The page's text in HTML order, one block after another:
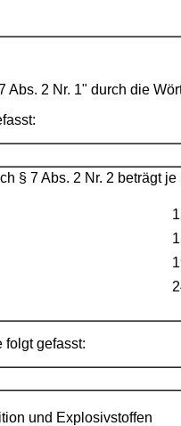
Abs. 2 Nr. 1" durch die
§ 7 Abs. 2 Nr. 2 beträgt
gefasst:
und Explosivstoffen